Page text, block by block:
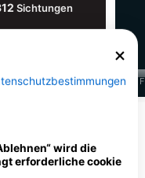
Sichtungen
A M J J A S O N D F
wird die
erforderliche cookie